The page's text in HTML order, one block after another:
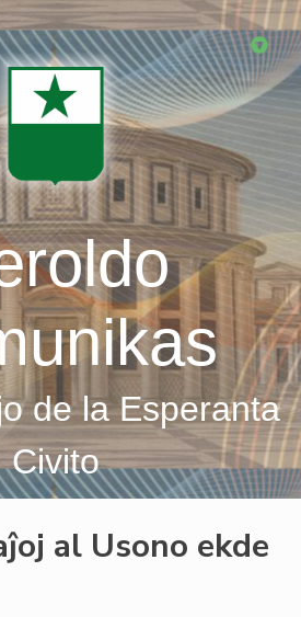
de la Esperanta
Civito
al Usono ekde